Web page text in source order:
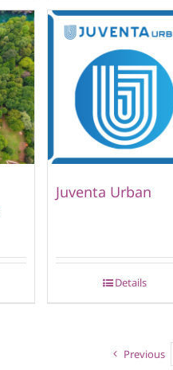
Juventa Urban
Details
Previous